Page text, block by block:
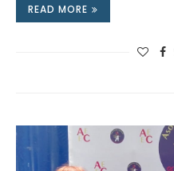
READ MORE